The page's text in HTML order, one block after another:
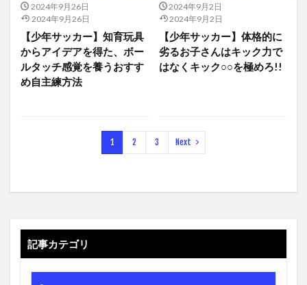
2024年9月26日
2024年9月26日
【少年サッカー】知育玩具
からアイデアを得た、ボー
ルタッチ感覚を養うおすす
め自主練方法
2024年9月2日
2024年9月2日
【少年サッカー】体格的に
劣るお子さんはキック力で
はなくキック○○を極めろ!!
1 2 3 Next
記事カテゴリ